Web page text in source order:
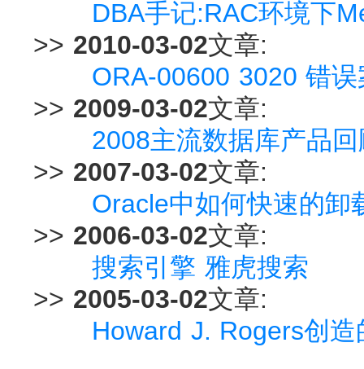
DBA手记:RAC环境下
>> 2010-03-02文章:
ORA-00600 3020 错
>> 2009-03-02文章:
2008主流数据库产品
>> 2007-03-02文章:
Oracle中如何快速的卸
>> 2006-03-02文章:
搜索引擎 雅虎搜索
>> 2005-03-02文章:
Howard J. Rogers创